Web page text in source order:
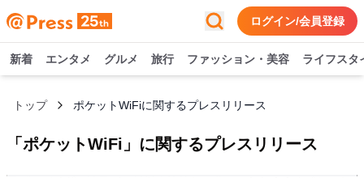
ログイン/会員登録
新着 エンタメ グルメ 旅行 ファッション・美容 ライフスタ
トップ ポケットWiFiに関するプレスリリース
「 ポケットWiFi 」に関するプレスリリース